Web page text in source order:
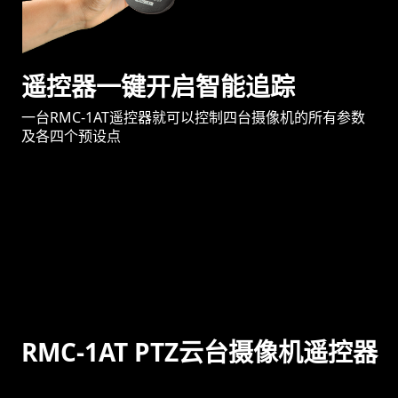
遥控器一键开启智能追踪
一台RMC-1AT遥控器就可以控制四台摄像机的所有参数
及各四个预设点
RMC-1AT PTZ云台摄像机遥控器